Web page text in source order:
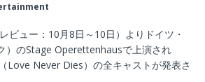
ビュー：10月8日～10日）よりドイツ・
）のStage Operettenhausで上演され
Love Never Dies）の全キャストが発表さ